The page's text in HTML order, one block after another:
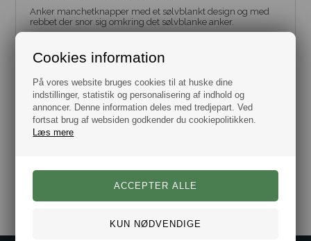
Cookies information
På vores website bruges cookies til at huske dine
indstillinger, statistik og personalisering af indhold og
annoncer. Denne information deles med tredjepart. Ved
fortsat brug af websiden godkender du cookiepolitikken.
Læs mere
Anker manchetknapper med et sølvblankt design og med
rebbet der snor sig omkring det sølvblanke anker.
Diameter 24 mm.
Materiale: metal legering.
1-2 dages levering.
Husk vi har dag til dag levering.
Varenr.:10101129